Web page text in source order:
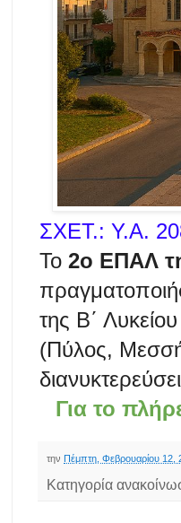
ΣΧΕΤ.: Υ.Α.
Το 2ο ΕΠΑΛ
της Β΄
(Πύλος,
Για το
την Πέμπτη, Φεβρουαρίου 12,
Κατηγορία